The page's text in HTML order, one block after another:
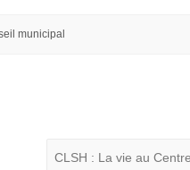
municipal
CLSH : La vie au